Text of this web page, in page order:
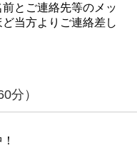
とご連絡先等のメッ
当方よりご連絡差し
分）